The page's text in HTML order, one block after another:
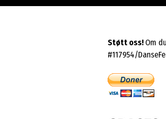
Støtt oss! Om
#117954/